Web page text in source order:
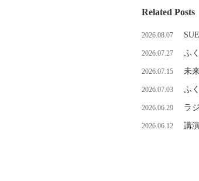
Related Posts
2026.08.07
2026.07.27 ふ
2026.07.15 未
2026.07.03 ふ
2026.06.29 ラ
2026.06.12 講